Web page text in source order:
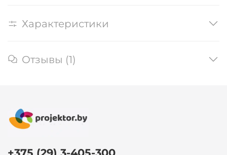
Характеристики
Отзывы (1)